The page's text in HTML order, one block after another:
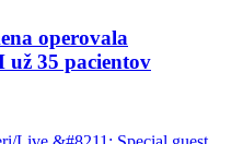
operovala
35 pacientov